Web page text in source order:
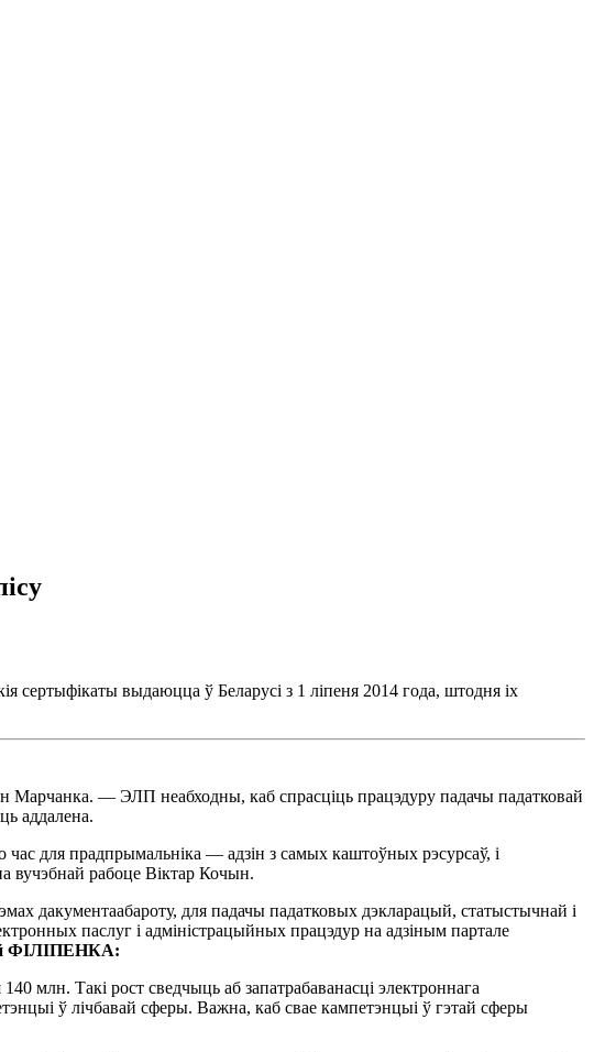
сертыфікаты выдаюцца ў Беларусі з 1 ліпеня 2014 года, штодня іх
— ЭЛП неабходны, каб спрасціць працэдуру падачы падатковай
аддалена.
для прадпрымальніка — адзін з самых каштоўных рэсурсаў, і
вучэбнай рабоце Віктар Кочын.
дакументаабароту, для падачы падатковых дэкларацый, статыстычнай і
паслуг і адміністрацыйных працэдур на адзіным партале
ФІЛІПЕНКА:
млн. Такі рост сведчыць аб запатрабаванасці электроннага
ў лічбавай сферы. Важна, каб свае кампетэнцыі ў гэтай сферы